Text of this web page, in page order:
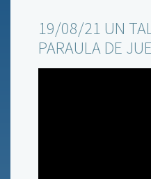
19/08/21 UN
PARAULA DE